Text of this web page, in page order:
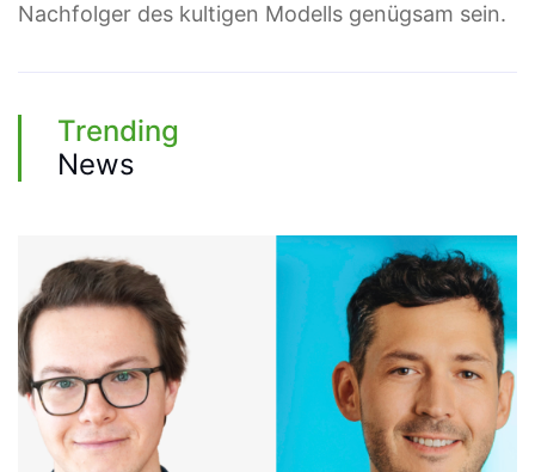
Nachfolger des kultigen Modells genügsam sein.
Trending
News